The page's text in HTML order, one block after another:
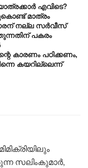
എവിടെ?
മാത്രം
നല്ല സര്‍വീസ്
പകരം
കാരണം പഠിക്കണം,
കയറില്ലെന്ന്
സലിംകുമാർ,